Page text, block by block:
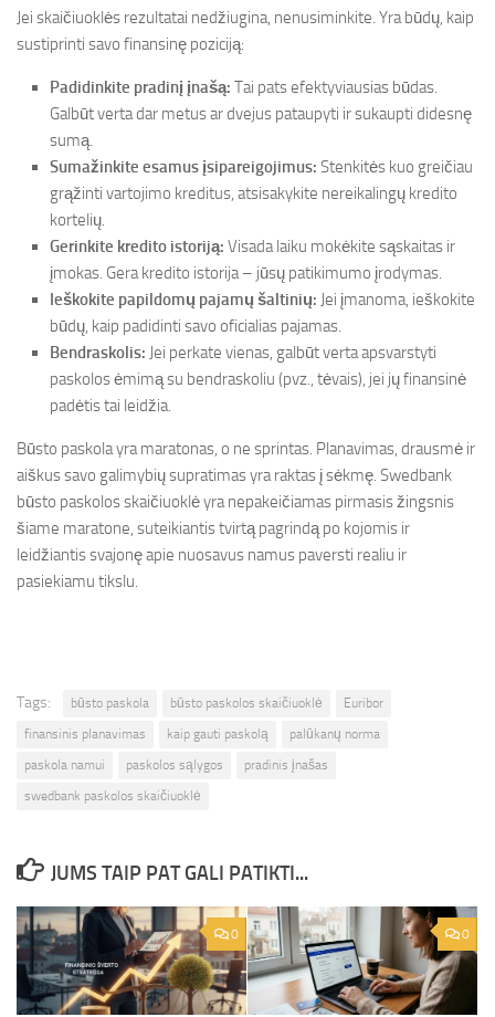
Jei skaičiuoklės rezultatai nedžiugina, nenusiminkite. Yra būdų, kaip
sustiprinti savo finansinę poziciją:
Padidinkite pradinį įnašą: Tai pats efektyviausias būdas.
Galbūt verta dar metus ar dvejus pataupyti ir sukaupti didesnę
sumą.
Sumažinkite esamus įsipareigojimus: Stenkitės kuo greičiau
grąžinti vartojimo kreditus, atsisakykite nereikalingų kredito
kortelių.
Gerinkite kredito istoriją: Visada laiku mokėkite sąskaitas ir
įmokas. Gera kredito istorija – jūsų patikimumo įrodymas.
Ieškokite papildomų pajamų šaltinių: Jei įmanoma, ieškokite
būdų, kaip padidinti savo oficialias pajamas.
Bendraskolis: Jei perkate vienas, galbūt verta apsvarstyti
paskolos ėmimą su bendraskoliu (pvz., tėvais), jei jų finansinė
padėtis tai leidžia.
Būsto paskola yra maratonas, o ne sprintas. Planavimas, drausmė ir
aiškus savo galimybių supratimas yra raktas į sėkmę. Swedbank
būsto paskolos skaičiuoklė yra nepakeičiamas pirmasis žingsnis
šiame maratone, suteikiantis tvirtą pagrindą po kojomis ir
leidžiantis svajonę apie nuosavus namus paversti realiu ir
pasiekiamu tikslu.
Tags: būsto paskola būsto paskolos skaičiuoklė
Euribor
finansinis planavimas
kaip gauti paskolą
palūkanų norma
paskola namui
paskolos sąlygos
pradinis įnašas
swedbank paskolos skaičiuoklė
JUMS TAIP PAT GALI PATIKTI...
0 0